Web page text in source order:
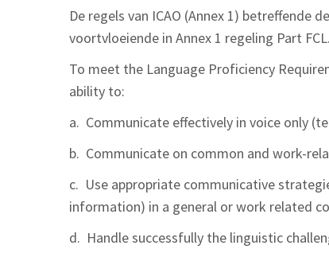
De regels van ICAO (Annex 1) betreffende
voortvloeiende in Annex 1 regeling Part
To meet the Language Proficiency
ability to:
a. Communicate effectively in voice only
b. Communicate on common and work-
c. Use appropriate communicative
information) in a general or work related
d. Handle successfully the linguistic